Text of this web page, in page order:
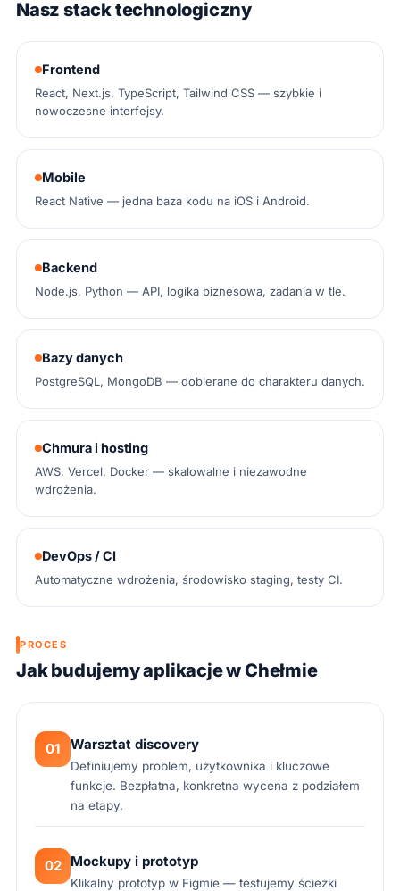
Nasz stack technologiczny
Frontend
React, Next.js, TypeScript, Tailwind CSS — szybkie i
nowoczesne interfejsy.
Mobile
React Native — jedna baza kodu na iOS i Android.
Backend
Node.js, Python — API, logika biznesowa, zadania w tle.
Bazy danych
PostgreSQL, MongoDB — dobierane do charakteru danych.
Chmura i hosting
AWS, Vercel, Docker — skalowalne i niezawodne
wdrożenia.
DevOps / CI
Automatyczne wdrożenia, środowisko staging, testy CI.
PROCES
Jak budujemy aplikacje w Chełmie
01 Warsztat discovery
Definiujemy problem, użytkownika i kluczowe
funkcje. Bezpłatna, konkretna wycena z podziałem
na etapy.
02 Mockupy i prototyp
Klikalny prototyp w Figmie — testujemy ścieżki